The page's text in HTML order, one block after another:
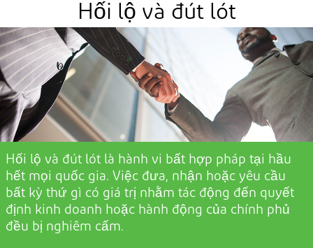
Hối lộ và đút lót
Hối lộ và đút lót là hành vi bất hợp pháp tại hầu
hết mọi quốc gia. Việc đưa, nhận hoặc yêu cầu
bất kỳ thứ gì có giá trị nhằm tác động đến quyết
định kinh doanh hoặc hành động của chính phủ
đều bị nghiêm cấm.